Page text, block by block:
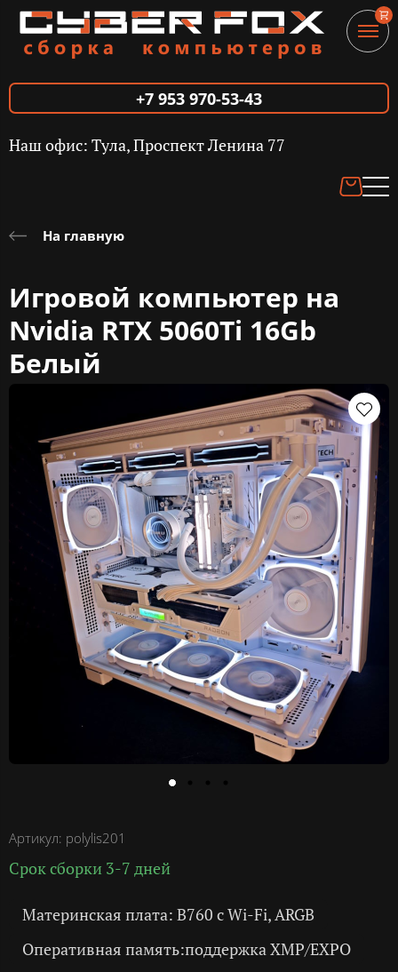
+7 953 970-53-43
Наш офис: Тула, Проспект Ленина 77
На главную
Игровой компьютер на
Nvidia RTX 5060Ti 16Gb
Белый
Артикул: polylis201
Срок сборки 3-7 дней
Материнская плата: B760 с Wi-Fi, ARGB
Оперативная память:поддержка XMP/EXPO